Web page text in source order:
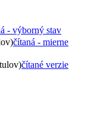
- výborný stav
čítaná - mierne
čítané verzie